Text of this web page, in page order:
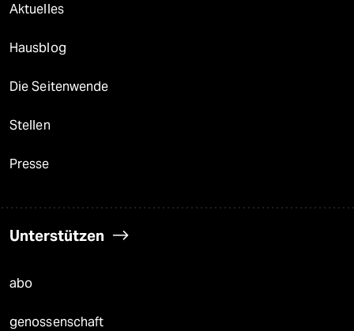
Aktuelles
Hausblog
Die Seitenwende
Stellen
Presse
Unterstützen
abo
genossenschaft